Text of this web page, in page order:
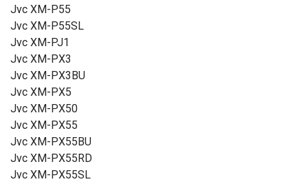
Jvc XM-P55
Jvc XM-P55SL
Jvc XM-PJ1
Jvc XM-PX3
Jvc XM-PX3BU
Jvc XM-PX5
Jvc XM-PX50
Jvc XM-PX55
Jvc XM-PX55BU
Jvc XM-PX55RD
Jvc XM-PX55SL